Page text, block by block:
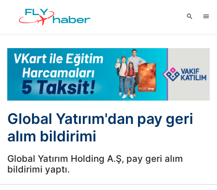
Global Yatırım'dan pay geri
alım bildirimi
Global Yatırım Holding A.Ş, pay geri alım
bildirimi yaptı.